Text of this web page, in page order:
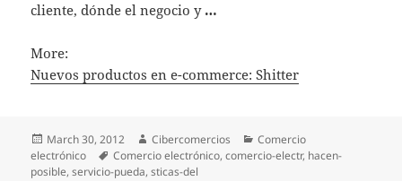
cliente, dónde el negocio y …
More:
Nuevos productos en e-commerce: Shitter
Posted
on
March 30, 2012 Author
Cibercomercios Categories
Comercio
electrónico
Tags
Comercio electrónico,comercio-electr, hacen-
posible,servicio-pueda,sticas-del